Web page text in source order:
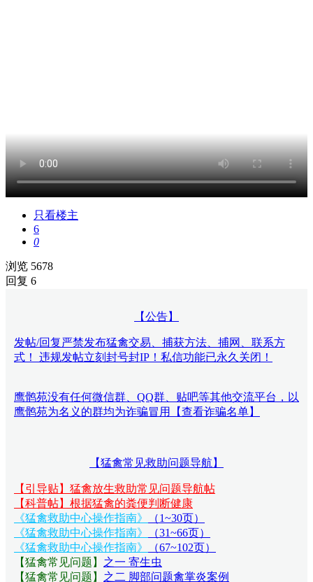
只看楼主
6
0
浏览 5678
回复 6
【公告】
发帖/回复严禁发布猛禽交易、捕获方法、捕网、联系方
式！ 违规发帖立刻封号封IP！私信功能已永久关闭！
鹰鹘苑没有任何微信群、QQ群、贴吧等其他交流平台，以
鹰鹘苑为名义的群均为诈骗冒用【查看诈骗名单】
【猛禽常见救助问题导航】
【引导贴】猛禽放生救助常见问题导航帖
【科普帖】根据猛禽的粪便判断健康
《猛禽救助中心操作指南》
（1~30页）
《猛禽救助中心操作指南》
（31~66页）
《猛禽救助中心操作指南》
（67~102页）
【猛禽常见问题 】 之一 寄生虫
【猛禽常见问题 】 之二 脚部问题禽掌炎案例